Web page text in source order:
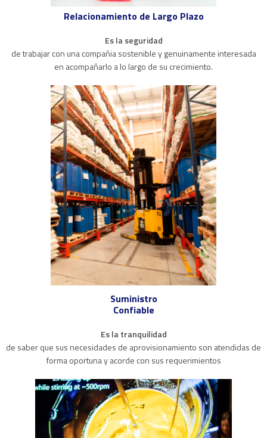
Relacionamiento de Largo Plazo
Es la seguridad
de trabajar con una compañia sostenible y genuinamente interesada
en acompañarlo a lo largo de su crecimiento.
Suministro
Confiable
Es la tranquilidad
de saber que sus necesidades de aprovisionamiento son atendidas de
forma oportuna y acorde con sus requerimientos